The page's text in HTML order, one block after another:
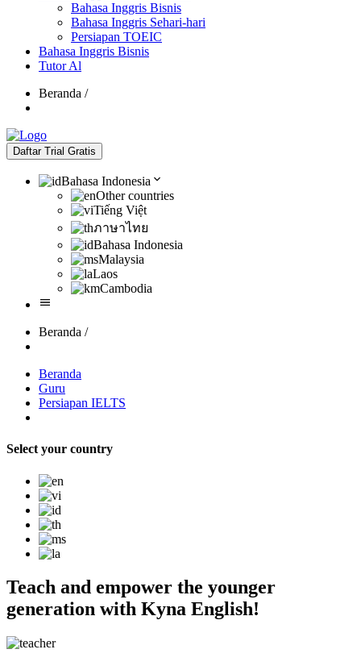
Bahasa Inggris Bisnis
Bahasa Inggris Sehari-hari
Persiapan TOEIC
Bahasa Inggris Bisnis
Tutor Al
Beranda /
Daftar Trial Gratis
Bahasa Indonesia
Other countries
Tiếng Việt
ภาษาไทย
Bahasa Indonesia
Malaysia
Laos
Cambodia
Beranda /
Beranda
Guru
Persiapan IELTS
Select your country
Teach and empower the younger
generation with Kyna English!